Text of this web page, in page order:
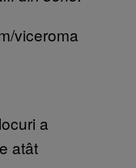
viceroma
a
atât